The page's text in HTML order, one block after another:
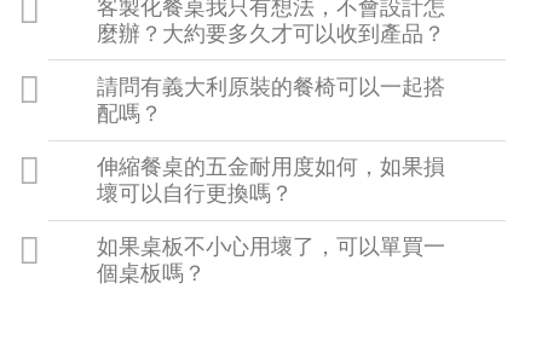
客製化餐桌我只有想法，不會設計怎
麼辦？大約要多久才可以收到產品？
請問有義大利原裝的餐椅可以一起搭
配嗎？
伸縮餐桌的五金耐用度如何，如果損
壞可以自行更換嗎？
如果桌板不小心用壞了，可以單買一
個桌板嗎？